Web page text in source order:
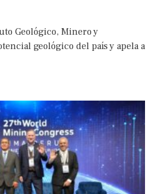
Geológico, Minero y
geológico del país y apela a